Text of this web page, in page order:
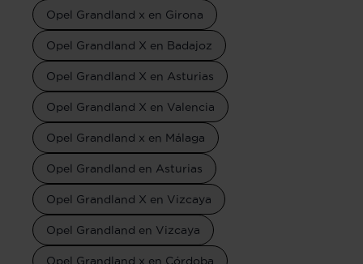
Opel Grandland x en Girona
Opel Grandland X en Badajoz
Opel Grandland X en Asturias
Opel Grandland X en Valencia
Opel Grandland x en Málaga
Opel Grandland en Asturias
Opel Grandland X en Vizcaya
Opel Grandland en Vizcaya
Opel Grandland x en Córdoba